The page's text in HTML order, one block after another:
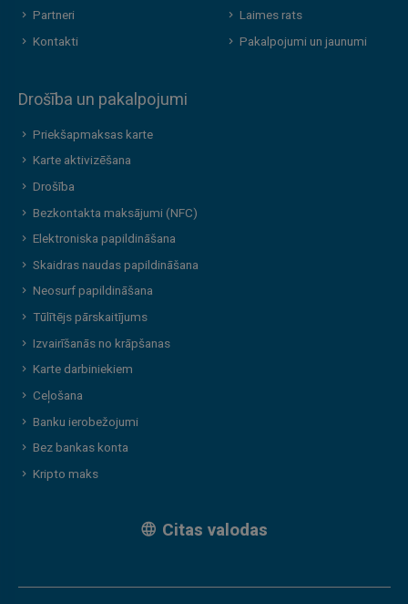
Partneri
Kontakti
Laimes rats
Pakalpojumi un jaunumi
Drošība un pakalpojumi
Priekšapmaksas karte
Karte aktivizēšana
Drošība
Bezkontakta maksājumi (NFC)
Elektroniska papildināšana
Skaidras naudas papildināšana
Neosurf papildināšana
Tūlītējs pārskaitījums
Izvairīšanās no krāpšanas
Karte darbiniekiem
Ceļošana
Banku ierobežojumi
Bez bankas konta
Kripto maks
Citas valodas